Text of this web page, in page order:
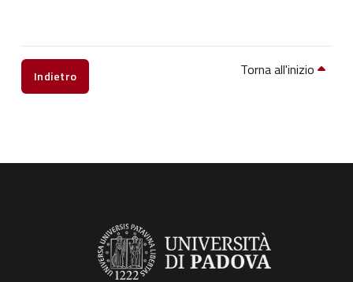
Indietro Torna all'inizio